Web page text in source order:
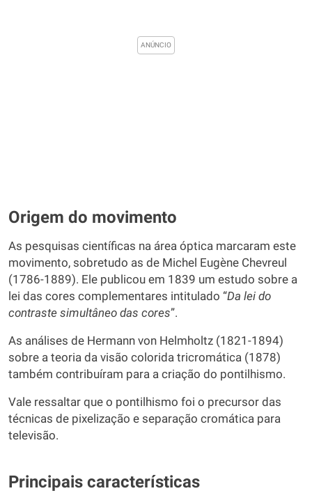
Origem do movimento
As pesquisas científicas na área óptica marcaram este
movimento, sobretudo as de Michel Eugène Chevreul
(1786-1889). Ele publicou em 1839 um estudo sobre a
lei das cores complementares intitulado “Da lei do
contraste simultâneo das cores”.
As análises de Hermann von Helmholtz (1821-1894)
sobre a teoria da visão colorida tricromática (1878)
também contribuíram para a criação do pontilhismo.
Vale ressaltar que o pontilhismo foi o precursor das
técnicas de pixelização e separação cromática para
televisão.
Principais características